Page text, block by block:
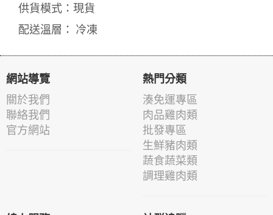
供貨模式：現貨
配送溫層： 冷凍
網站導覽
關於我們
聯絡我們
官方網站
熱門分類
湊免運專區
肉品雞肉類
批發專區
生鮮豬肉類
蔬食蔬菜類
調理雞肉類